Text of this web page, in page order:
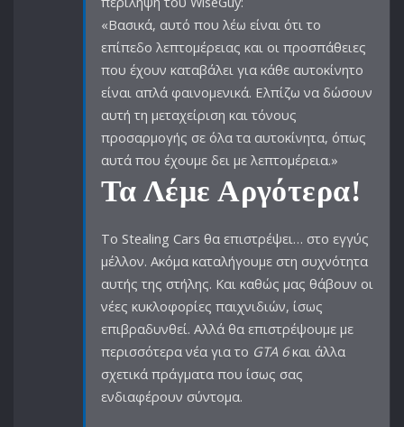
«Βασικά, αυτό που λέω είναι ότι το
επίπεδο λεπτομέρειας και οι προσπάθειες
που έχουν καταβάλει για κάθε αυτοκίνητο
είναι απλά φαινομενικά. Ελπίζω να δώσουν
αυτή τη μεταχείριση και τόνους
προσαρμογής σε όλα τα αυτοκίνητα, όπως
αυτά που έχουμε δει με λεπτομέρεια.»
Τα Λέμε Αργότερα!
Το Stealing Cars θα επιστρέψει… στο εγγύς
μέλλον. Ακόμα καταλήγουμε στη συχνότητα
αυτής της στήλης. Και καθώς μας θάβουν οι
νέες κυκλοφορίες παιχνιδιών, ίσως
επιβραδυνθεί. Αλλά θα επιστρέψουμε με
περισσότερα νέα για το GTA 6και άλλα
σχετικά πράγματα που ίσως σας
ενδιαφέρουν σύντομα.